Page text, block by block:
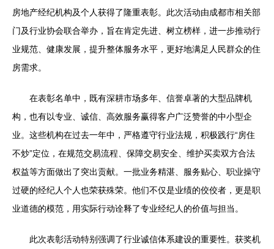
房地产经纪机构及个人获得了隆重表彰。此次活动由成都市相关部
门及行业协会联合举办，旨在肯定先进、树立榜样，进一步推动行
业规范、健康发展，提升整体服务水平，更好地满足人民群众的住
房需求。
在表彰名单中，既有深耕市场多年、信誉卓著的大型品牌机
构，也有以专业、诚信、高效服务赢得客户广泛赞誉的中小型企
业。这些机构在过去一年中，严格遵守行业法规，积极践行“房住
不炒”定位，在规范交易流程、保障交易安全、维护买卖双方合法
权益等方面做出了突出贡献。一批业务精湛、服务贴心、职业操守
过硬的经纪人个人也荣获殊荣。他们不仅是业绩的佼佼者，更是职
业道德的模范，用实际行动诠释了专业经纪人的价值与担当。
此次表彰活动特别强调了行业诚信体系建设的重要性。获奖机